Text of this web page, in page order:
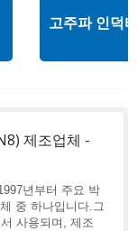
고주파 인덕
제조업체 -
년부터 주요 박
중 하나입니다.그
사용되며, 제조